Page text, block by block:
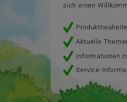
sich einen
Aktuelle
Informationen
Service-